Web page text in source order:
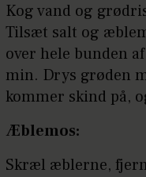
Kog vand og
Tilsæt salt og
over hele bunden
min. Drys grøden
kommer skind på,
Æblemos:
Skræl æblerne,